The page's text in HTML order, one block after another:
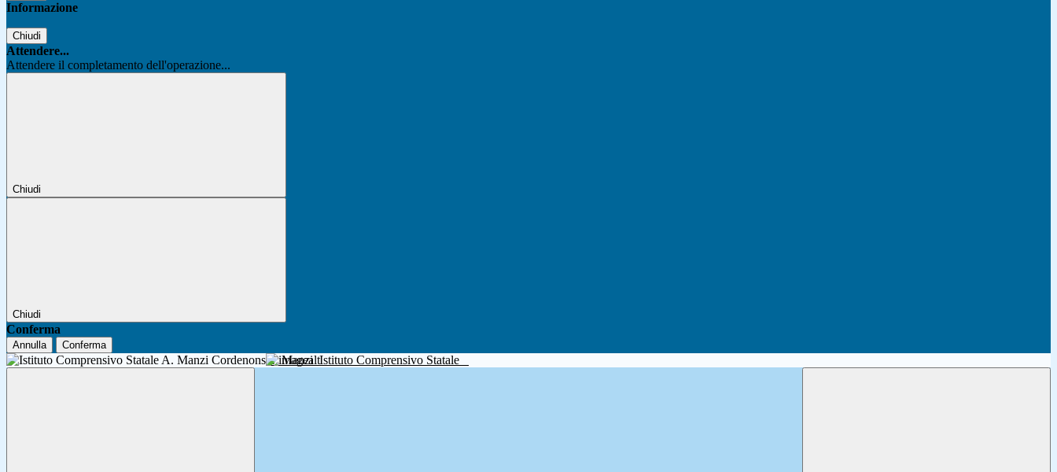
Informazione
Chiudi
Attendere...
Attendere il completamento dell'operazione...
Chiudi
Chiudi
Conferma
Annulla Conferma
A. Manzi Istituto Comprensivo Statale